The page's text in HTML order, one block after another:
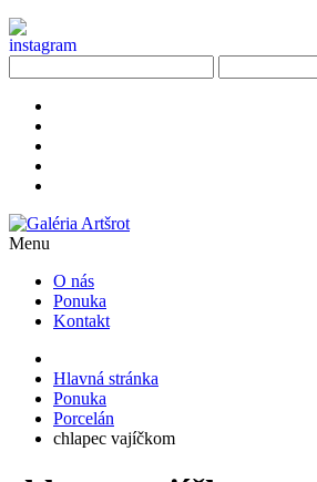
Menu
O nás
Ponuka
Kontakt
Hlavná stránka
Ponuka
Porcelán
chlapec vajíčkom